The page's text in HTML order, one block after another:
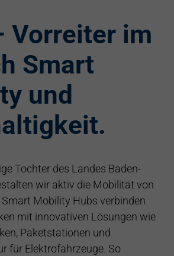
Vorreiter im
Smart
und
Tochter des Landes Baden-
wir aktiv die Mobilität von
Smart Mobility Hubs verbinden
mit innovativen Lösungen wie
Paketstationen und
für Elektrofahrzeuge. So